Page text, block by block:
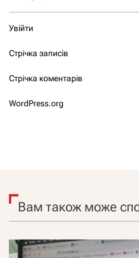
Увійти
Стрічка записів
Стрічка коментарів
WordPress.org
Вам також може